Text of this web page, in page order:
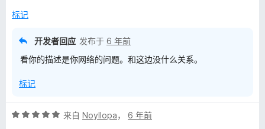
标记
开发者回应 发布于 6 年前
看你的描述是你网络的问题。和这边没什么关系。
标记
评
来自 Noyllopa， 6 年前